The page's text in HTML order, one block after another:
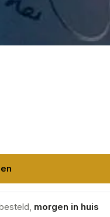
morgen in huis